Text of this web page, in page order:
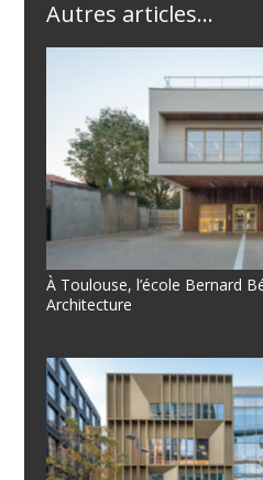
Autres articles...
À Toulouse, l’école Bernard
Architecture